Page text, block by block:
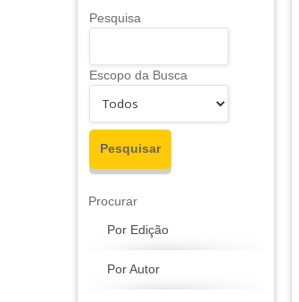
Pesquisa
Escopo da Busca
Procurar
Por Edição
Por Autor